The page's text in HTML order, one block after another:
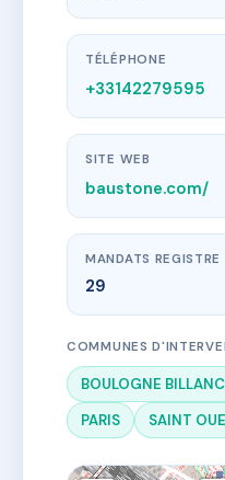
TÉLÉPHONE
+33142279595
SITE WEB
baustone.com/
MANDATS REGISTRE
29
COMMUNES
BOULOGNE
PARIS
SAINT